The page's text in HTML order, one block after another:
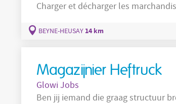
Charger et décharger les
BEYNE-HEUSAY 14 km
Magazijnier Heftruck
Glowi Jobs
Ben jij iemand die graag structuur